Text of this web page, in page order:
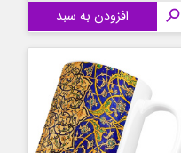
 افزودن به سبد